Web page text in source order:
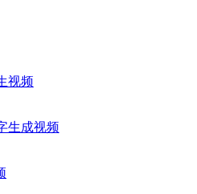
视频
生成视频